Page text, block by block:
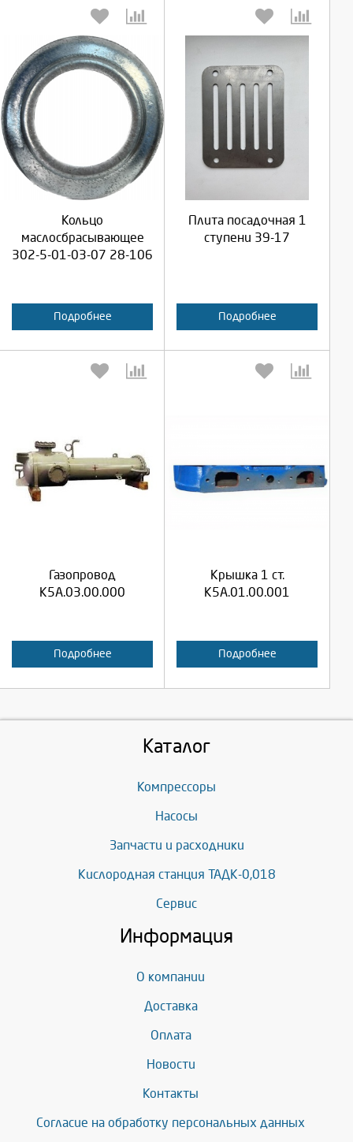
Кольцо
маслосбрасывающее
302-5-01-03-07 28-106
Подробнее
Выберите количество:
Отмена
Плита посадочная 1
ступени 39-17
Подробнее
Выберите количество:
Отмена
Газопровод
К5А.03.00.000
Подробнее
Выберите количество:
Отмена
Крышка 1 ст.
К5А.01.00.001
Подробнее
Выберите количество:
Отмена
Каталог
Компрессоры
Насосы
Запчасти и расходники
Кислородная станция ТАДК-0,018
Сервис
Информация
О компании
Доставка
Оплата
Новости
Контакты
Согласие на обработку персональных данных